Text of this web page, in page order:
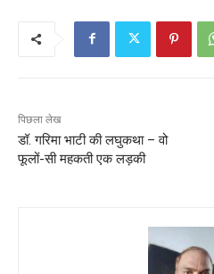
पिछला लेख
डॉ. गरिमा भाटी की लघुकथा – वो
फूलों-सी महकती एक लड़की